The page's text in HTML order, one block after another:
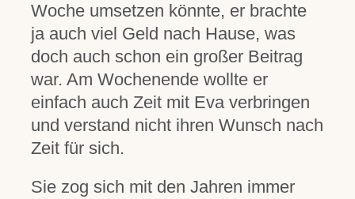
Woche umsetzen könnte, er brachte
ja auch viel Geld nach Hause, was
doch auch schon ein großer Beitrag
war. Am Wochenende wollte er
einfach auch Zeit mit Eva verbringen
und verstand nicht ihren Wunsch nach
Zeit für sich.
Sie zog sich mit den Jahren immer